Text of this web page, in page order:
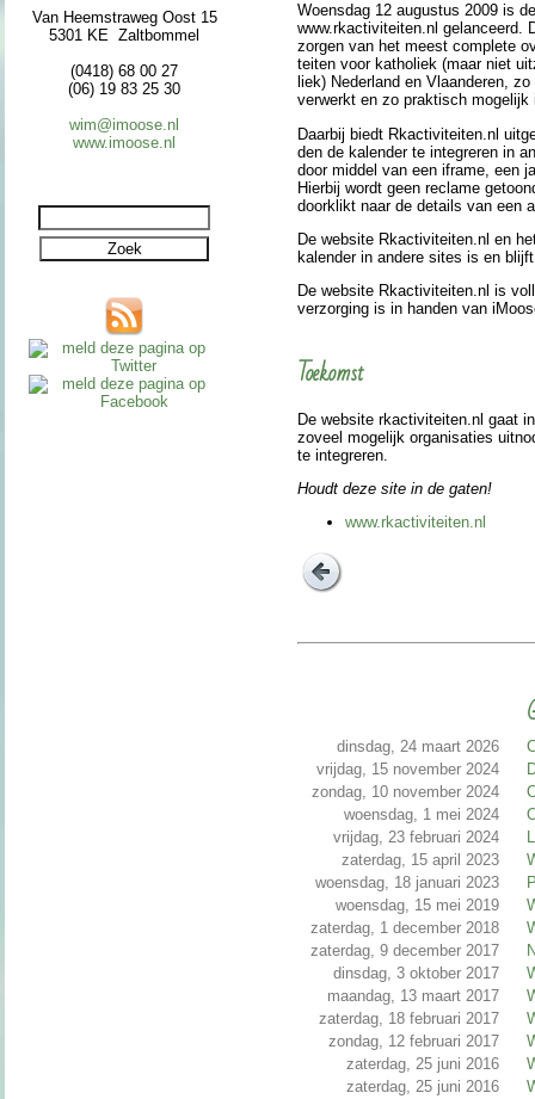
Van Heemstraweg Oost 15
5301 KE Zaltbommel
(0418) 68 00 27
(06) 19 83 25 30
wim@imoose.nl
www.imoose.nl
Woens­dag 12 au­gus­tus 2009 is
www.rkac­ti­vi­teiten.nl gelan­ceerd.
zorgen van het meest complete
teiten voor katho­liek (maar niet
liek) Neder­land en Vlaan­de­ren,
ver­werkt en zo prak­tisch moge­lijk
Daarbij biedt Rkac­ti­vi­teiten.nl
den de kalen­der te integreren in
door middel van een iframe, een
Hierbij wordt geen reclame
doorklikt naar de details van een
De web­si­te Rkac­ti­vi­teiten.nl en
kalen­der in andere sites is en
De web­si­te Rkac­ti­vi­teiten.nl is
ver­zor­ging is in han­den van
Toekomst
De web­si­te rkac­ti­vi­teiten.nl gaat
zoveel moge­lijk organi­sa­ties
te integreren.
Houdt deze site in de gaten!
www.rkac­ti­vi­teiten.nl
dinsdag, 24 maart 2026
vrijdag, 15 november 2024
zondag, 10 november 2024
woensdag, 1 mei 2024
vrijdag, 23 februari 2024
zaterdag, 15 april 2023
woensdag, 18 januari 2023
woensdag, 15 mei 2019
zaterdag, 1 december 2018
zaterdag, 9 december 2017
dinsdag, 3 oktober 2017
maandag, 13 maart 2017
zaterdag, 18 februari 2017
zondag, 12 februari 2017
zaterdag, 25 juni 2016
zaterdag, 25 juni 2016